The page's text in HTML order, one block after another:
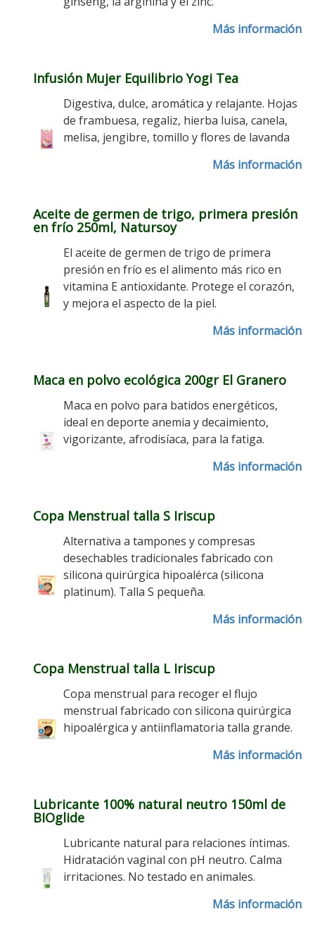
Más información
Infusión Mujer Equilibrio Yogi Tea
Digestiva, dulce, aromática y relajante. Hojas
de frambuesa, regaliz, hierba luisa, canela,
melisa, jengibre, tomillo y flores de lavanda
Más información
Aceite de germen de trigo, primera presión
en frío 250ml, Natursoy
El aceite de germen de trigo de primera
presión en frío es el alimento más rico en
vitamina E antioxidante. Protege el corazón,
y mejora el aspecto de la piel.
Más información
Maca en polvo ecológica 200gr El Granero
Maca en polvo para batidos energéticos,
ideal en deporte anemia y decaimiento,
vigorizante, afrodisíaca, para la fatiga.
Más información
Copa Menstrual talla S Iriscup
Alternativa a tampones y compresas
desechables tradicionales fabricado con
silicona quirúrgica hipoalérca (silicona
platinum). Talla S pequeña.
Más información
Copa Menstrual talla L Iriscup
Copa menstrual para recoger el flujo
menstrual fabricado con silicona quirúrgica
hipoalérgica y antiinflamatoria talla grande.
Más información
Lubricante 100% natural neutro 150ml de
BIOglide
Lubricante natural para relaciones íntimas.
Hidratación vaginal con pH neutro. Calma
irritaciones. No testado en animales.
Más información